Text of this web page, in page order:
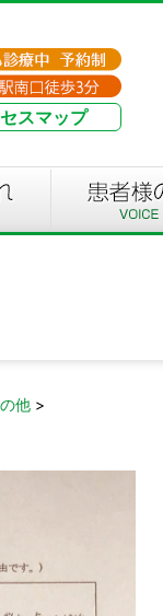
スマップ
他 >